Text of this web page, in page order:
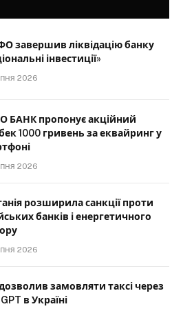
завершив ліквідацію банку
інвестиції»
2026
БАНК пропонує акційний
1000 гривень за еквайринг у
2026
розширила санкції проти
банків і енергетичного
2026
замовляти таксі через
в Україні